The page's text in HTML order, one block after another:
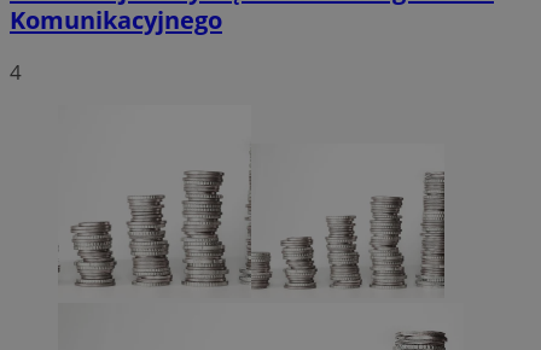
Komunikacyjnego
4